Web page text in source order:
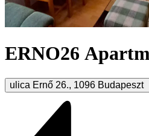
ERNO26
ulica Ernő 26., 1096 Budapeszt